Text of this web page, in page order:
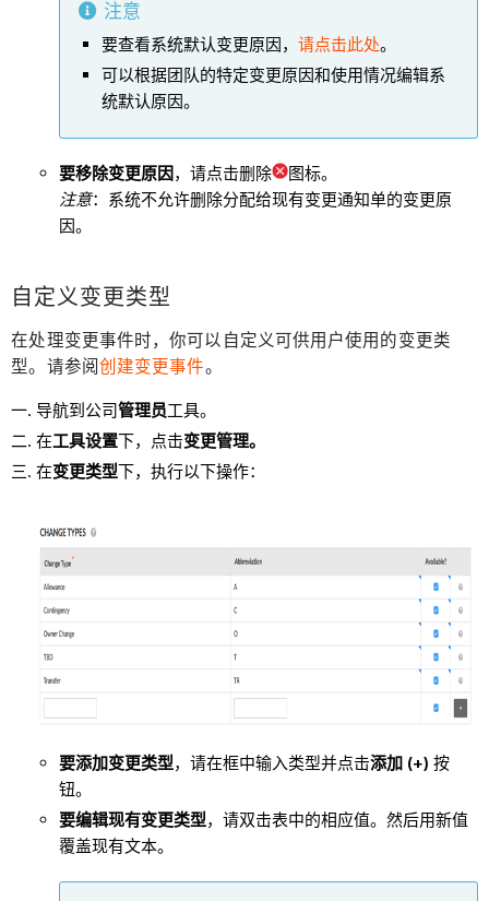
注意
要查看系统默认变更原因， 请点击此处。
可以根据团队的特定变更原因和使用情况编辑系
统默认原因。
要移除变更原因，请点击删除
图标。
注意：系统不允许删除分配给现有变更通知单的变更原
因。
自定义变更类型
在处理变更事件时，你可以自定义可供用户使用的变更类
型。请参阅 创建变更事件。
导航到公司管理员工具。
在工具设置下，点击变更管理。
在变更类型下，执行以下操作：
要添加变更类型，请在框中输入类型并点击添加 (+) 按
钮。
要编辑现有变更类型，请双击表中的相应值。然后用新值
覆盖现有文本。